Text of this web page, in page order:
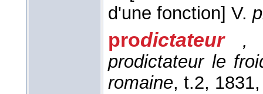
d'une fonction] V.
prodictateur ,
prodictateur le
romaine, t.2, 1831